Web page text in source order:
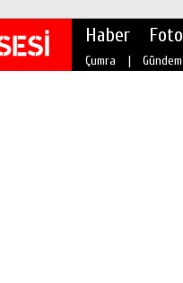
Haber Foto
Çumra | Gündem